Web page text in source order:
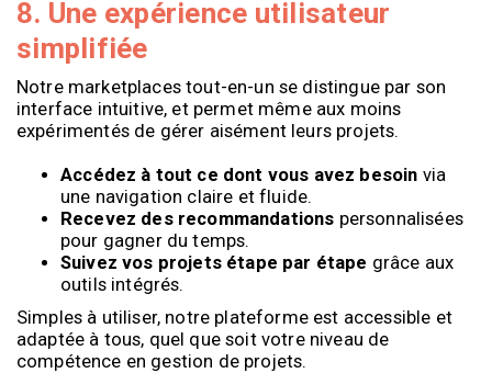
8. Une expérience utilisateur
simplifiée
Notre marketplaces tout-en-un se distingue par son
interface intuitive, et permet même aux moins
expérimentés de gérer aisément leurs projets.
Accédez à tout ce dont vous avez besoin via
une navigation claire et fluide.
Recevez des recommandations personnalisées
pour gagner du temps.
Suivez vos projets étape par étape grâce aux
outils intégrés.
Simples à utiliser, notre plateforme est accessible et
adaptée à tous, quel que soit votre niveau de
compétence en gestion de projets.